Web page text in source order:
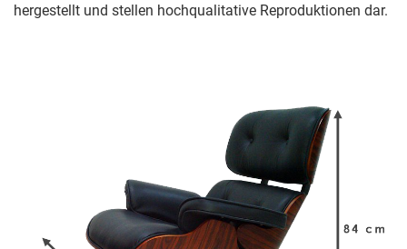
hergestellt und stellen hochqualitative Reproduktionen dar.